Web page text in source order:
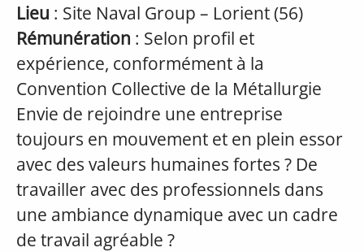
Lieu : Site Naval Group – Lorient (56)
Rémunération : Selon profil et
expérience, conformément à la
Convention Collective de la Métallurgie
Envie de rejoindre une entreprise
toujours en mouvement et en plein essor
avec des valeurs humaines fortes ? De
travailler avec des professionnels dans
une ambiance dynamique avec un cadre
de travail agréable ?